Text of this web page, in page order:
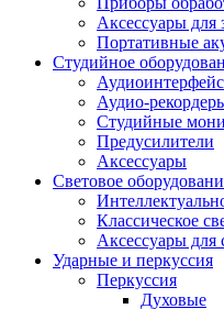
Аксессуары для
Портативные
Студийное
Аудио-
Студийные
Предусилители
Аксессуары
Световое
Классическое
Аксессуары для
Ударные и перкуссия
Перкуссия
Духовые